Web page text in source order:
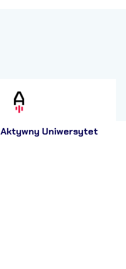
Aktywny Uniwersytet